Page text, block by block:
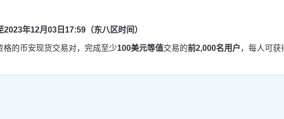
年12月03日17:59（东八区时间）
格的币安现货交易对，完成至少100美元等值交易的前2,000名用户，每人可获